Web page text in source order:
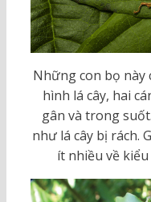
Những con bọ này
hình lá cây, hai
gân và trong
như lá cây bị rách.
ít nhiều về